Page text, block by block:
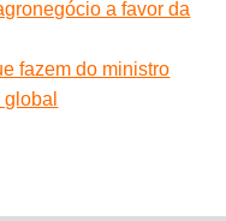
a favor da
fazem do ministro